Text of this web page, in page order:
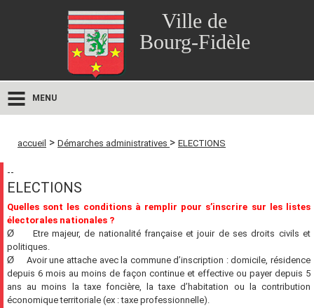
Ville de
Bourg-Fidèle
MENU
accueil > Démarches administratives > ELECTIONS
--
ELECTIONS
Quelles sont les conditions à remplir pour s’inscrire sur les listes
électorales nationales ?
Ø
Etre majeur, de nationalité française et jouir de ses droits civils et
politiques.
Ø
Avoir une attache avec la commune d’inscription : domicile, résidence
depuis 6 mois au moins de façon continue et effective ou payer depuis 5
ans au moins la taxe foncière, la taxe d’habitation ou la contribution
économique territoriale (ex : taxe professionnelle).